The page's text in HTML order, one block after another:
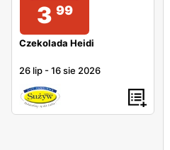
3 99
Czekolada Heidi
26 lip -16 sie 2026